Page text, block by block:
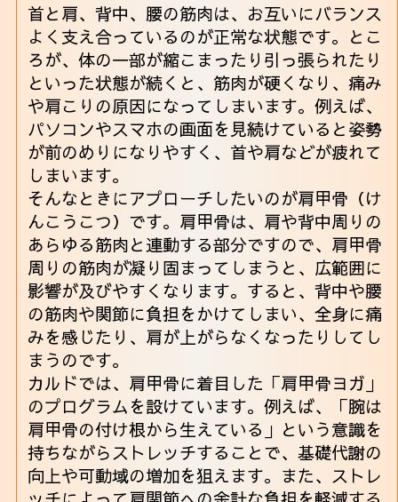
首と肩、背中、腰の筋肉は、お互いにバランス
よく支え合っているのが正常な状態です。とこ
ろが、体の一部が縮こまったり引っ張られたり
といった状態が続くと、筋肉が硬くなり、痛み
や肩こりの原因になってしまいます。例えば、
パソコンやスマホの画面を見続けていると姿勢
が前のめりになりやすく、首や肩などが疲れて
しまいます。
そんなときにアプローチしたいのが肩甲骨（け
んこうこつ）です。肩甲骨は、肩や背中周りの
あらゆる筋肉と連動する部分ですので、肩甲骨
周りの筋肉が凝り固まってしまうと、広範囲に
影響が及びやすくなります。すると、背中や腰
の筋肉や関節に負担をかけてしまい、全身に痛
みを感じたり、肩が上がらなくなったりしてし
まうのです。
カルドでは、肩甲骨に着目した「肩甲骨ヨガ」
のプログラムを設けています。例えば、「腕は
肩甲骨の付け根から生えている」という意識を
持ちながらストレッチすることで、基礎代謝の
向上や可動域の増加を狙えます。また、ストレ